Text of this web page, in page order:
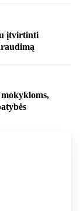
įtvirtinti